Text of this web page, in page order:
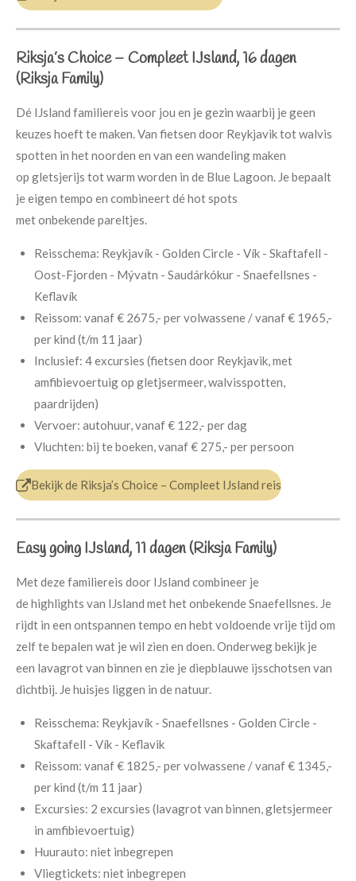
Riksja’s Choice – Compleet IJsland, 16 dagen
(Riksja Family)
Dé IJsland familiereis voor jou en je gezin waarbij je geen
keuzes hoeft te maken. Van fietsen door Reykjavik tot walvis
spotten in het noorden en van een wandeling maken
op gletsjerijs tot warm worden in de Blue Lagoon. Je bepaalt
je eigen tempo en combineert dé hot spots
met onbekende pareltjes.
Reisschema: Reykjavík - Golden Circle - Vík - Skaftafell -
Oost-Fjorden - Mývatn - Saudárkókur - Snaefellsnes -
Keflavík
Reissom: vanaf € 2675,- per volwassene / vanaf € 1965,-
per kind (t/m 11 jaar)
Inclusief: 4 excursies (fietsen door Reykjavik, met
amfibievoertuig op gletjsermeer, walvisspotten,
paardrijden)
Vervoer: autohuur, vanaf € 122,- per dag
Vluchten: bij te boeken, vanaf € 275,- per persoon
Bekijk de Riksja’s Choice – Compleet IJsland reis
Easy going IJsland, 11 dagen (Riksja Family)
Met deze familiereis door IJsland combineer je
de highlights van IJsland met het onbekende Snaefellsnes. Je
rijdt in een ontspannen tempo en hebt voldoende vrije tijd om
zelf te bepalen wat je wil zien en doen. Onderweg bekijk je
een lavagrot van binnen en zie je diepblauwe ijsschotsen van
dichtbij. Je huisjes liggen in de natuur.
Reisschema: Reykjavík - Snaefellsnes - Golden Circle -
Skaftafell - Vík - Keflavik
Reissom: vanaf € 1825,- per volwassene / vanaf € 1345,-
per kind (t/m 11 jaar)
Excursies: 2 excursies (lavagrot van binnen, gletsjermeer
in amfibievoertuig)
Huurauto: niet inbegrepen
Vliegtickets: niet inbegrepen